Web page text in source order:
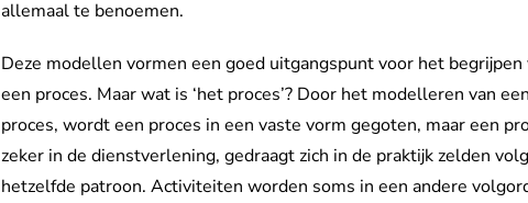
allemaal te benoemen.
Deze modellen vormen een goed uitgangspunt voor het begrijpen
een proces. Maar wat is ‘het proces’? Door het modelleren van een
proces, wordt een proces in een vaste vorm gegoten, maar een
zeker in de dienstverlening, gedraagt zich in de praktijk zelden
hetzelfde patroon. Activiteiten worden soms in een andere